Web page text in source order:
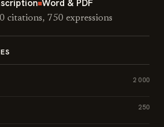
Word & PDF
citations, 750 expressions
2 000
250